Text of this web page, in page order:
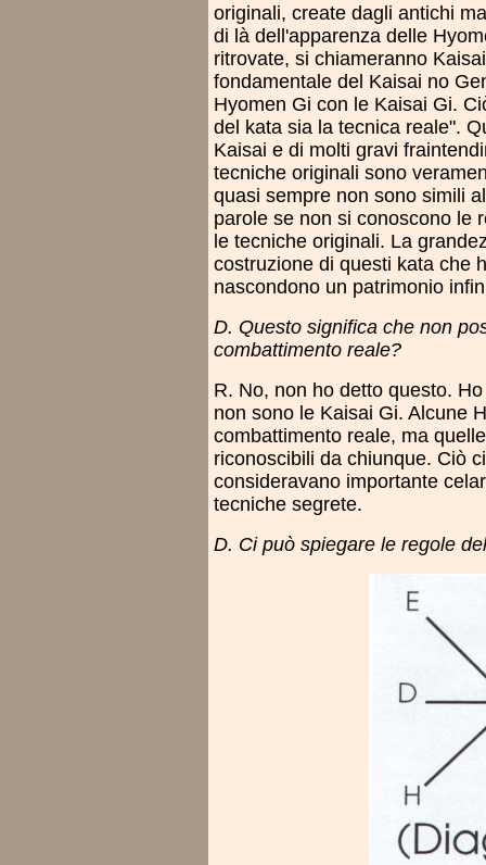
originali, create dagli antichi
di là dell'apparenza delle
ritrovate, si chiameranno
fondamentale del Kaisai no
Hyomen Gi con le Kaisai Gi.
del kata sia la tecnica reale".
Kaisai e di molti gravi
tecniche originali sono
quasi sempre non sono simili
parole se non si conoscono le
le tecniche originali. La
costruzione di questi kata che
nascondono un patrimonio
D. Questo significa che non
combattimento reale?
R. No, non ho detto questo.
non sono le Kaisai Gi. Alcune
combattimento reale, ma
riconoscibili da chiunque. Ciò
consideravano importante
tecniche segrete.
D. Ci può spiegare le regole